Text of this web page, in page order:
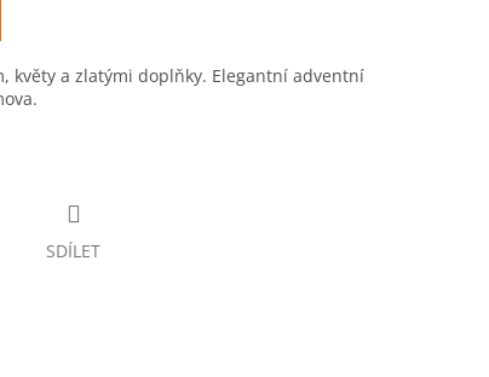
květy a zlatými doplňky. Elegantní adventní
SDÍLET